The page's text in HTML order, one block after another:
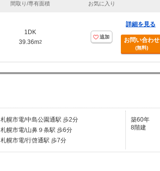
間取り/専有面積 お気に入り
1DK
39.36m2
追加
詳細を見る
お問い合わせ
(無料)
札幌市電/中島公園通駅 歩2分
札幌市電/山鼻９条駅 歩6分
札幌市電/行啓通駅 歩7分
築60年
8階建